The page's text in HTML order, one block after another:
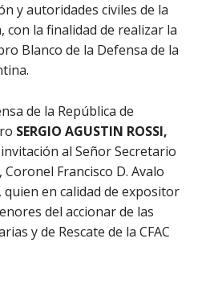
y autoridades civiles de la
con la finalidad de realizar la
Blanco de la Defensa de la
de la República de
SERGIO AGUSTIN ROSSI,
al Señor Secretario
Coronel Francisco D. Avalo
quien en calidad de expositor
del accionar de las
y de Rescate de la CFAC